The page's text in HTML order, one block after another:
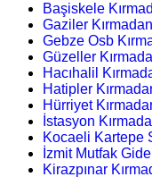
Başiskele
Gaziler
Gebze Osb
Güzeller
Hacıhalil
Hatipler
Hürriyet
İstasyon
Kocaeli Kartepe
İzmit Mutfak
Kirazpınar